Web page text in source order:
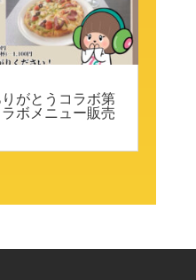
がとうコラボ第
ボメニュー販売